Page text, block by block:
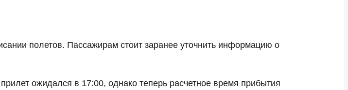
полетов. Пассажирам стоит заранее уточнить информацию о
ожидался в 17:00, однако теперь расчетное время прибытия